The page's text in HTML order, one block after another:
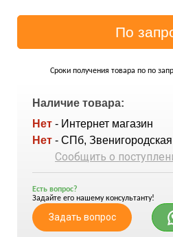
Сроки получения товара по по
Наличие товара:
Нет - Интернет магазин
Нет - СПб, Звенигородская
Сообщить о
Есть вопрос?
Задайте его нашему консультанту!
Задать вопрос